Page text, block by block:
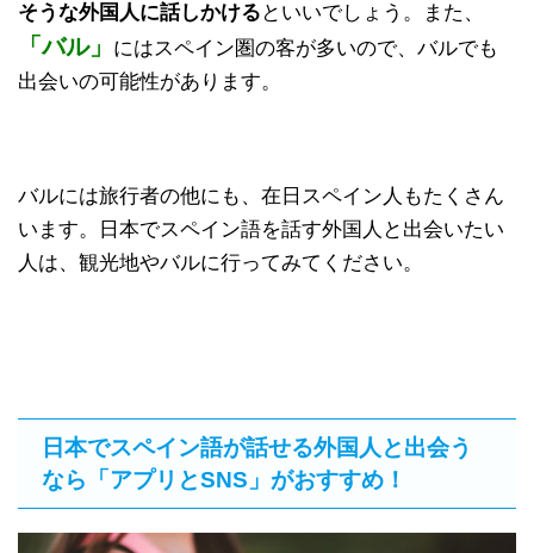
そうな外国人に話しかける といいでしょう。また、
「バル」
にはスペイン圏の客が多いので、バルでも
出会いの可能性があります。
バルには旅行者の他にも、在日スペイン人もたくさん
います。日本でスペイン語を話す外国人と出会いたい
人は、観光地やバルに行ってみてください。
日本でスペイン語が話せる外国人と出会う
なら「アプリとSNS」がおすすめ！